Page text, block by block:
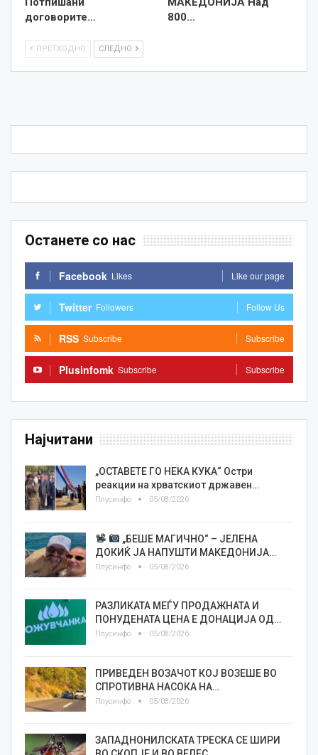
договорите…
800…
ПРЕТХОДНО СЛЕДНО
Останете со нас
Facebook Likes Like our page
Twitter Followers Follow Us
RSS Subscribe Subscribe
Plusinfomk Subscribe Subscribe
Најчитани
„ОСТАВЕТЕ ГО НЕКА КУКА“ Остри
реакции на хрватскиот државен…
Плусинфо 05/08/2026
„БЕШЕ МАГИЧНО“ – ЈЕЛЕНА
ДОКИЌ ЈА НАПУШТИ МАКЕДОНИЈА…
Плусинфо 05/08/2026
РАЗЛИКАТА МЕЃУ ПРОДАЖНАТА И
ПОНУДЕНАТА ЦЕНА Е ДОНАЦИЈА ОД…
Плусинфо 05/08/2026
ПРИВЕДЕН ВОЗАЧОТ КОЈ ВОЗЕШЕ ВО
СПРОТИВНА НАСОКА НА…
Плусинфо 05/08/2026
ЗАПАДНОНИЛСКАТА ТРЕСКА СЕ ШИРИ